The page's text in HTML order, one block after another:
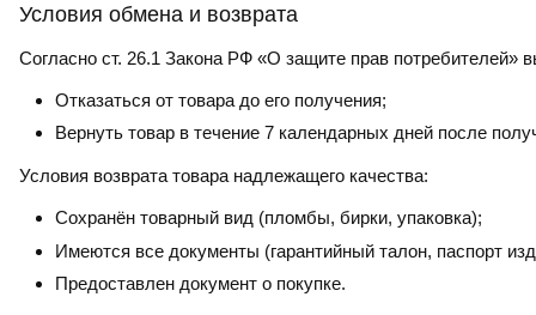
Условия обмена и возврата
Согласно ст. 26.1 Закона РФ «О защите прав потребителей»
Отказаться от товара до его получения;
Вернуть товар в течение 7 календарных дней после
Условия возврата товара надлежащего качества:
Сохранён товарный вид (пломбы, бирки, упаковка);
Имеются все документы (гарантийный талон, паспорт
Предоставлен документ о покупке.